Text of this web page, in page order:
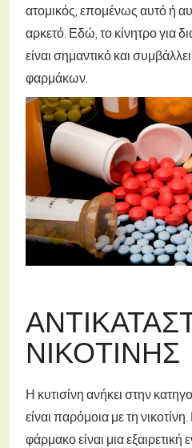
ατομικός, επομένως αυτό ή
αρκετό. Εδώ, το κίνητρο για
είναι σημαντικό και
φαρμάκων.
ΝΙΚΟΤΊΝΗΣ
Η κυτισίνη ανήκει στην
είναι παρόμοια με τη
φάρμακο είναι μια εξαιρετική